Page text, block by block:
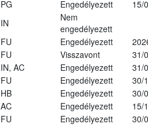
PG Engedélyezett
15/
IN
Nem
engedélyezett
FU Engedélyezett
FU Visszavont
31/
IN, AC Engedélyezett
31/
FU Engedélyezett
30/
HB Engedélyezett
30/
AC Engedélyezett
15/
FU Engedélyezett
30/